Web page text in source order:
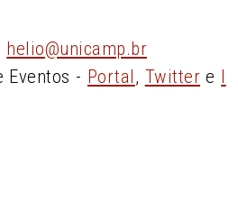
helio@unicamp.br
Eventos - Portal, Twitter e I